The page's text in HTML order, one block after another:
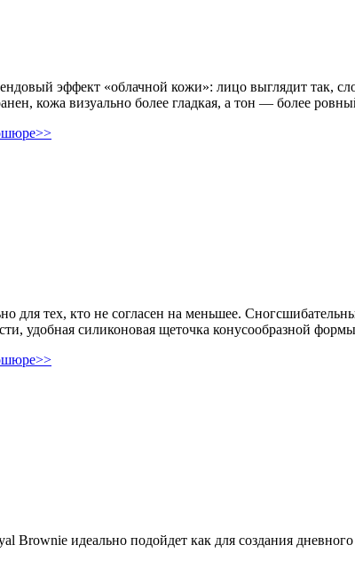
эффект «облачной кожи»: лицо выглядит так,
кожа визуально более гладкая, а тон — более
для тех, кто не согласен на меньшее.
удобная силиконовая щеточка конусообразной
Brownie идеально подойдет как для создания